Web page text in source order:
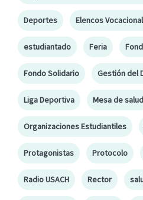
Deportes Elencos
estudiantado Feria
Fondo Solidario Gestión del
Liga Deportiva Mesa de salud
Organizaciones Estudiantiles
Protagonistas Protocolo
Radio USACH Rector